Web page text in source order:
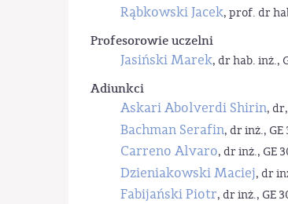
Rąbkowski Jacek, prof. dr
Profesorowie uczelni
Jasiński Marek, dr hab. inż.,
Adiunkci
Askari Abolverdi Shirin,
Bachman Serafin, dr inż., GE
Carreno Alvaro, dr inż., GE
Dzieniakowski Maciej, dr
Fabijański Piotr, dr inż., GE